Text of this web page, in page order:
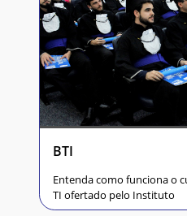
BTI
Entenda como funciona o
TI ofertado pelo Instituto